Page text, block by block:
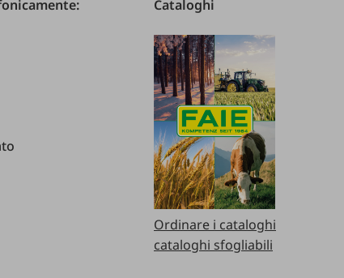
Cataloghi
Ordinare i cataloghi
cataloghi sfogliabili